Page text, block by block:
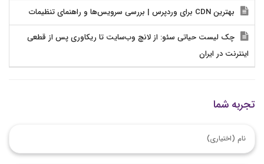
بهترین CDN برای وردپرس | بررسی سرویس‌ها و راهنمای تنظیمات
چک لیست حیاتی سئو: از لانچ وب‌سایت تا ریکاوری پس از قطعی
اینترنت در ایران
تجربه شما